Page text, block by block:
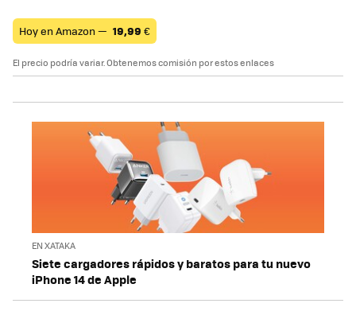
Hoy en Amazon — 19,99 €
El precio podría variar. Obtenemos comisión por estos enlaces
EN XATAKA
Siete cargadores rápidos y baratos para tu nuevo
iPhone 14 de Apple